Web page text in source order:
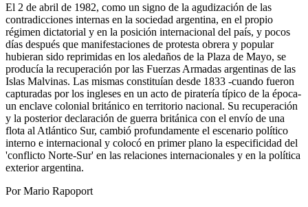
El 2 de abril de 1982, como un signo de la agudización de las
contradicciones internas en la sociedad argentina, en el propio
régimen dictatorial y en la posición internacional del país, y pocos
días después que manifestaciones de protesta obrera y popular
hubieran sido reprimidas en los aledaños de la Plaza de Mayo, se
producía la recuperación por las Fuerzas Armadas argentinas de las
Islas Malvinas. Las mismas constituían desde 1833 -cuando fueron
capturadas por los ingleses en un acto de piratería típico de la época-
un enclave colonial británico en territorio nacional. Su recuperación
y la posterior declaración de guerra británica con el envío de una
flota al Atlántico Sur, cambió profundamente el escenario político
interno e internacional y colocó en primer plano la especificidad del
'conflicto Norte-Sur' en las relaciones internacionales y en la política
exterior argentina.
Por Mario Rapoport